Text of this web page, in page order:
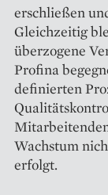
erschließen
Gleichzeitig
überzogene
Profina
definierten
Wachstum
erfolgt.